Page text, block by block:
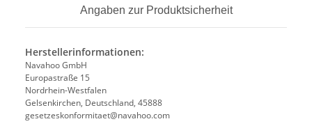
Angaben zur Produktsicherheit
Herstellerinformationen:
Navahoo GmbH
Europastraße 15
Nordrhein-Westfalen
Gelsenkirchen, Deutschland, 45888
gesetzeskonformitaet@navahoo.com